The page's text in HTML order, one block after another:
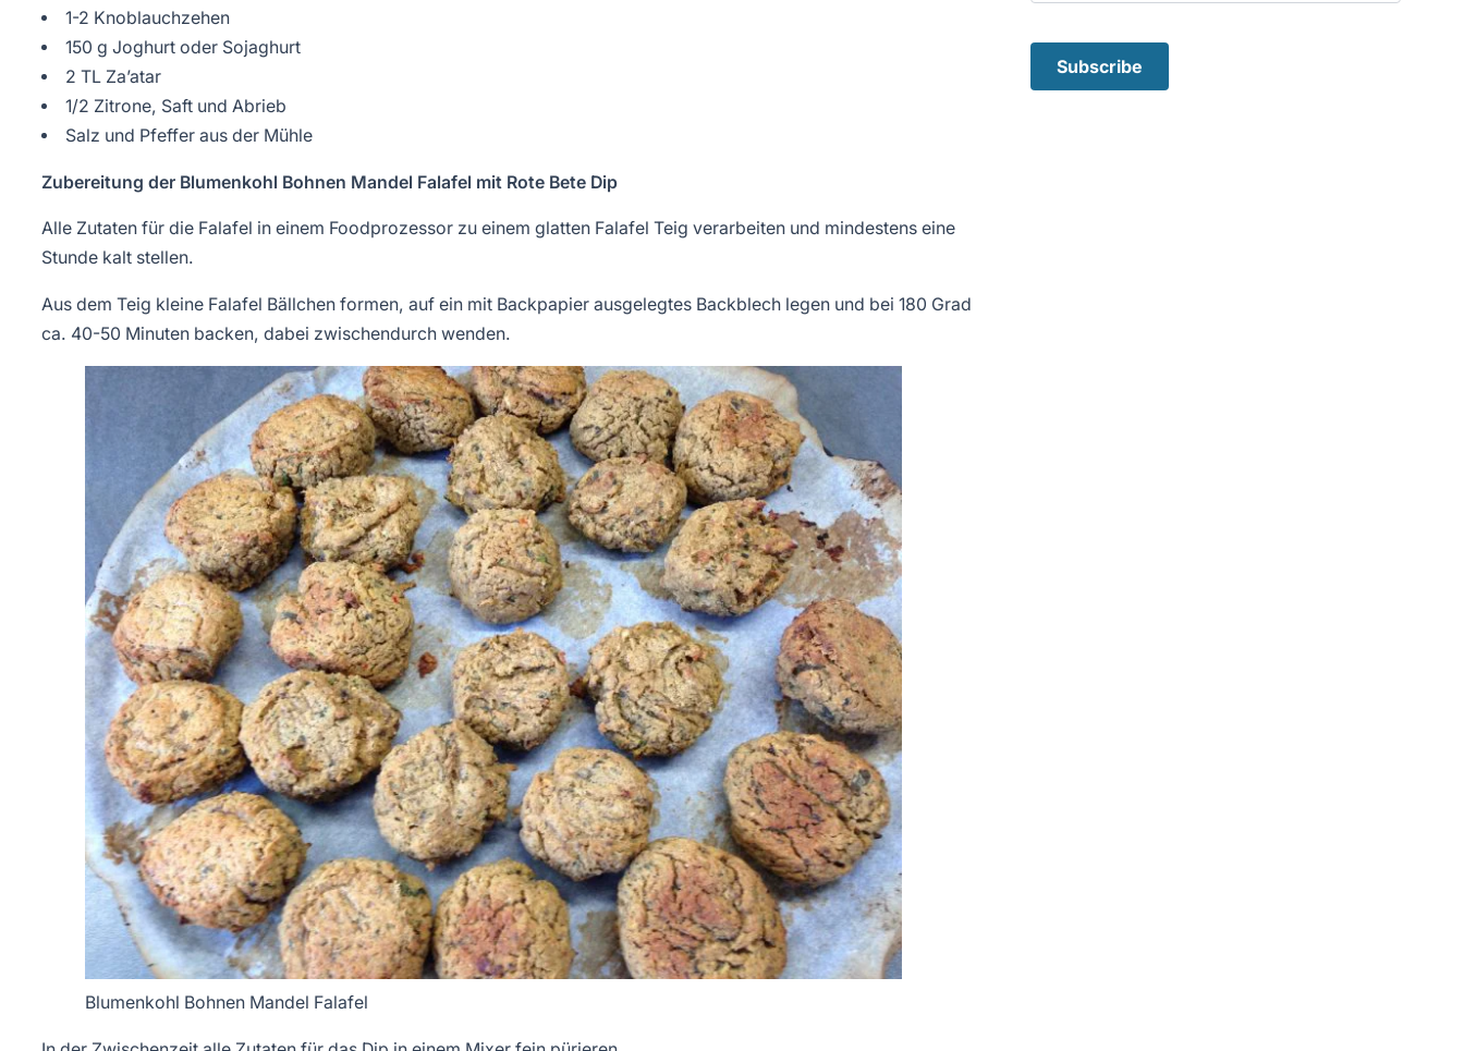
1-2 Knoblauchzehen
150 g Joghurt oder Sojaghurt
2 TL Za’atar
1/2 Zitrone, Saft und Abrieb
Salz und Pfeffer aus der Mühle
Zubereitung der Blumenkohl Bohnen Mandel Falafel mit Rote Bete Dip
Alle Zutaten für die Falafel in einem Foodprozessor zu einem glatten Falafel Teig verarbeiten und mindestens eine
Stunde kalt stellen.
Aus dem Teig kleine Falafel Bällchen formen, auf ein mit Backpapier ausgelegtes Backblech legen und bei 180 Grad
ca. 40-50 Minuten backen, dabei zwischendurch wenden.
Blumenkohl Bohnen Mandel Falafel